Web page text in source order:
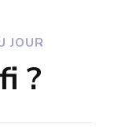
JOUR
?